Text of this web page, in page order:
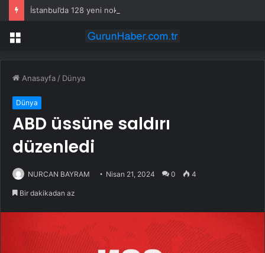
İstanbul’da 128 yeni noktaya daha EDS geliyor
Menü
Anasayfa / Dünya
Dünya
ABD üssüne saldırı
düzenledi
NURCAN BAYRAM Nisan 21, 2024 0 4
Bir dakikadan az